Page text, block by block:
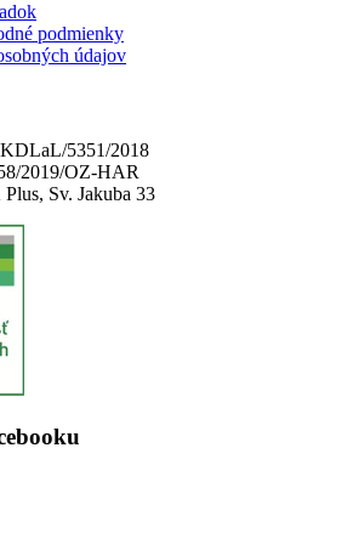
podmienky
údajov
5351/2018
2019/OZ-HAR
Sv. Jakuba 33